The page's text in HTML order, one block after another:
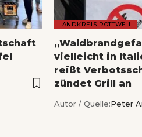
LANDKREIS ROTTWEIL
vielleicht in
reißt
zündet Grill an
Autor / Quelle:Peter